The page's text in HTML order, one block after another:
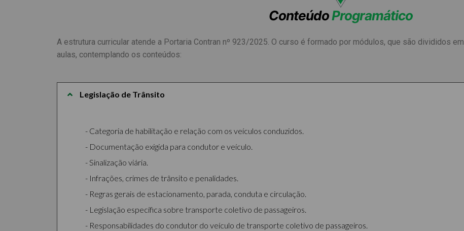
ConteúdoProgramático
A estrutura curricular atende a Portaria Contran nº 923/2025. O curso é formado por módulos, que são divididos em
aulas, contemplando os conteúdos:
Legislação de Trânsito
Categoria de habilitação e relação com os veículos conduzidos.
Documentação exigida para condutor e veículo.
Sinalização viária.
Infrações, crimes de trânsito e penalidades.
Regras gerais de estacionamento, parada, conduta e circulação.
Legislação específica sobre transporte coletivo de passageiros.
Responsabilidades do condutor do veículo de transporte coletivo de passageiros.